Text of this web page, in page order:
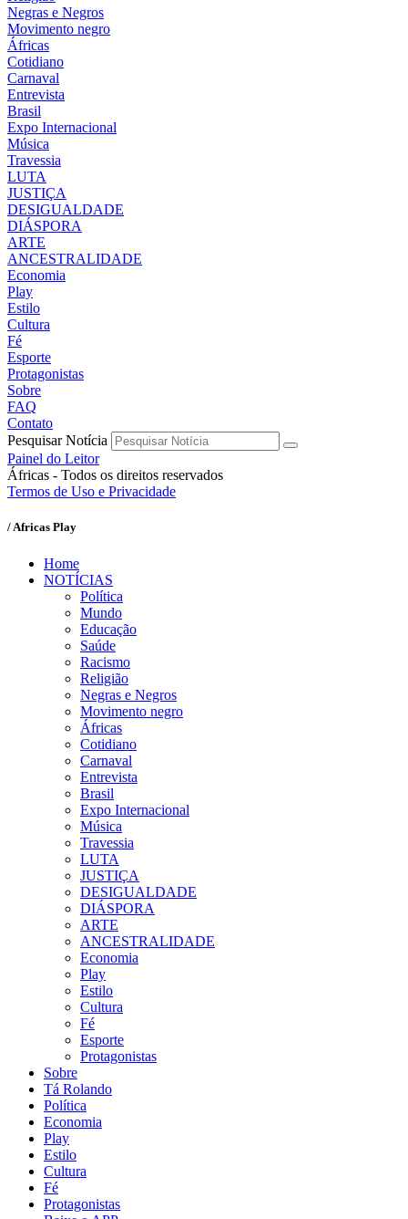
Negras e Negros
Movimento negro
Áfricas
Cotidiano
Carnaval
Entrevista
Brasil
Expo Internacional
Música
Travessia
LUTA
JUSTIÇA
DESIGUALDADE
DIÁSPORA
ARTE
ANCESTRALIDADE
Economia
Play
Estilo
Cultura
Fé
Esporte
Protagonistas
Sobre
FAQ
Contato
Pesquisar Notícia
Painel do Leitor
Áfricas - Todos os direitos reservados
Termos de Uso e Privacidade
/ Africas Play
Home
NOTÍCIAS
Política
Mundo
Educação
Saúde
Racismo
Religião
Negras e Negros
Movimento negro
Áfricas
Cotidiano
Carnaval
Entrevista
Brasil
Expo Internacional
Música
Travessia
LUTA
JUSTIÇA
DESIGUALDADE
DIÁSPORA
ARTE
ANCESTRALIDADE
Economia
Play
Estilo
Cultura
Fé
Esporte
Protagonistas
Sobre
Tá Rolando
Política
Economia
Play
Estilo
Cultura
Fé
Protagonistas